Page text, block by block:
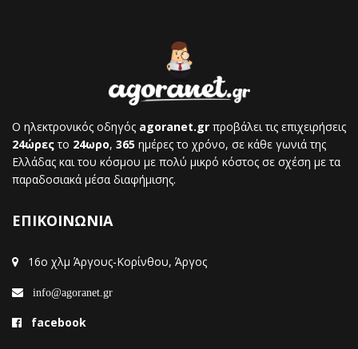
Ο ηλεκτρονικός οδηγός agoranet.gr προβάλει τις επιχειρήσεις
24ώρεςτο 24ωρο, 365 ημέρες το χρόνο, σε κάθε γωνιά της
Ελλάδας και του κόσμου με πολύ μικρό κόστος σε σχέση με τα
παραδοσιακά μέσα διαφήμισης.
ΕΠΙΚΟΙΝΩΝΙΑ
16ο χλμ Άργους-Κορίνθου, Άργος
info@agoranet.gr
facebook